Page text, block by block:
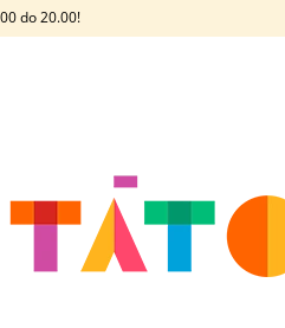
do 20.00!
HLEDAT